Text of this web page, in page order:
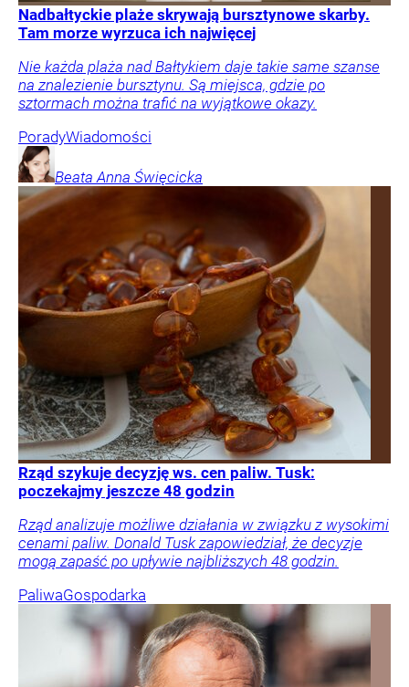
Nadbałtyckie plaże skrywają bursztynowe skarby.
Tam morze wyrzuca ich najwięcej
Nie każda plaża nad Bałtykiem daje takie same szanse
na znalezienie bursztynu. Są miejsca, gdzie po
sztormach można trafić na wyjątkowe okazy.
PoradyWiadomości
Beata Anna Święcicka
Rząd szykuje decyzję ws. cen paliw. Tusk:
poczekajmy jeszcze 48 godzin
Rząd analizuje możliwe działania w związku z wysokimi
cenami paliw. Donald Tusk zapowiedział, że decyzje
mogą zapaść po upływie najbliższych 48 godzin.
PaliwaGospodarka